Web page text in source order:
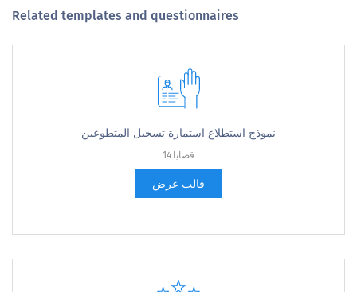
Related templates and questionnaires
نموذج استطلاع استمارة تسجيل المتطوعين
14 قضايا
قالب عرض